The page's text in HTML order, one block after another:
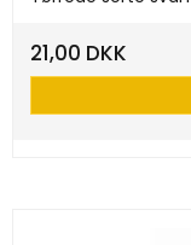
21,00 DKK